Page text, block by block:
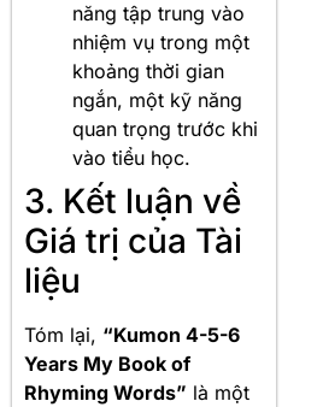
năng tập trung vào
nhiệm vụ trong một
khoảng thời gian
ngắn, một kỹ năng
quan trọng trước khi
vào tiểu học.
3. Kết luận về
Giá trị của Tài
liệu
Tóm lại, “Kumon 4-5-6
Years My Book of
Rhyming Words” là một